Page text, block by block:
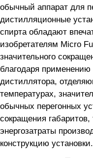
обычный аппарат для
дистилляционные
спирта обладают
изобретателям Micro
значительного
благодаря
дистиллятора,
температурах,
обычных перегонных
сокращения
энергозатраты
конструкцию установки.